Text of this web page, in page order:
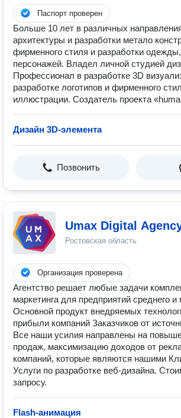
Паспорт проверен
Больше 10 лет в различных
архитектуры и разработки метало
фирменного стиля и разработки
персонажей. Владел личной студией
Профессионал в разработке 3D
разработке логотипов и фирменного
иллюстрации. Создатель проекта
Дизайн 3D-элемента
Позвонить
Umax Digital
Ростовская область
Организация проверена
Агентство решает любые задачи
маркетинга для предприятий среднего и
Основной продукт внедряемых
прибыли компаний Заказчиков от
Все наши усилия направлены на
продаж, максимизацию доходов от
компаний, которые являются нашими
Услуги по разработке веб-дизайна.
запросу.
Flash-анимация